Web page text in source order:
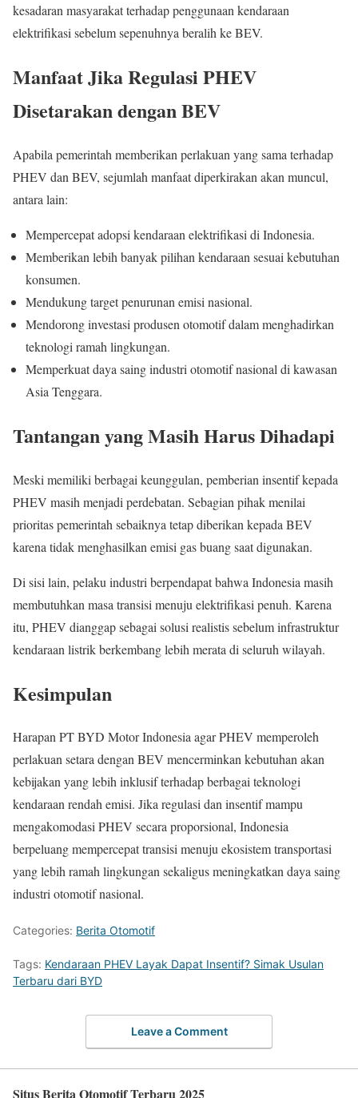
kesadaran masyarakat terhadap penggunaan kendaraan
elektrifikasi sebelum sepenuhnya beralih ke BEV.
Manfaat Jika Regulasi PHEV
Disetarakan dengan BEV
Apabila pemerintah memberikan perlakuan yang sama terhadap
PHEV dan BEV, sejumlah manfaat diperkirakan akan muncul,
antara lain:
Mempercepat adopsi kendaraan elektrifikasi di Indonesia.
Memberikan lebih banyak pilihan kendaraan sesuai kebutuhan
konsumen.
Mendukung target penurunan emisi nasional.
Mendorong investasi produsen otomotif dalam menghadirkan
teknologi ramah lingkungan.
Memperkuat daya saing industri otomotif nasional di kawasan
Asia Tenggara.
Tantangan yang Masih Harus Dihadapi
Meski memiliki berbagai keunggulan, pemberian insentif kepada
PHEV masih menjadi perdebatan. Sebagian pihak menilai
prioritas pemerintah sebaiknya tetap diberikan kepada BEV
karena tidak menghasilkan emisi gas buang saat digunakan.
Di sisi lain, pelaku industri berpendapat bahwa Indonesia masih
membutuhkan masa transisi menuju elektrifikasi penuh. Karena
itu, PHEV dianggap sebagai solusi realistis sebelum infrastruktur
kendaraan listrik berkembang lebih merata di seluruh wilayah.
Kesimpulan
Harapan PT BYD Motor Indonesia agar PHEV memperoleh
perlakuan setara dengan BEV mencerminkan kebutuhan akan
kebijakan yang lebih inklusif terhadap berbagai teknologi
kendaraan rendah emisi. Jika regulasi dan insentif mampu
mengakomodasi PHEV secara proporsional, Indonesia
berpeluang mempercepat transisi menuju ekosistem transportasi
yang lebih ramah lingkungan sekaligus meningkatkan daya saing
industri otomotif nasional.
Categories: Berita Otomotif
Tags: Kendaraan PHEV Layak Dapat Insentif? Simak Usulan
Terbaru dari BYD
Leave a Comment
Situs Berita Otomotif Terbaru 2025